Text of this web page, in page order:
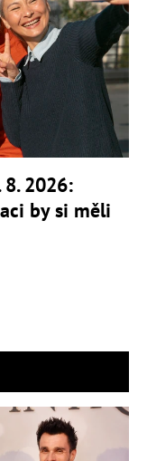
2026:
by si měli